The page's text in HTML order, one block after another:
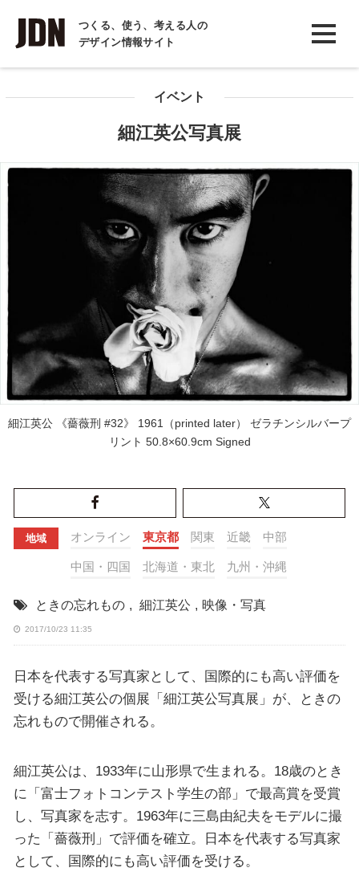
つくる、使う、考える人の
デザイン情報サイト
INTERVIEW
インタビュー
イベント
細江英公写真展
細江英公 《薔薇刑 #32》 1961（printed later） ゼラチンシルバープ
リント 50.8×60.9cm Signed
地域 オンライン 東京都 関東 近畿 中部
中国・四国 北海道・東北 九州・沖縄
ときの忘れもの , 細江英公 , 映像・写真
2017/10/23 11:35
日本を代表する写真家として、国際的にも高い評価を
受ける細江英公の個展「細江英公写真展」が、ときの
忘れもので開催される。
細江英公は、1933年に山形県で生まれる。18歳のとき
に「富士フォトコンテスト学生の部」で最高賞を受賞
し、写真家を志す。1963年に三島由紀夫をモデルに撮
った「薔薇刑」で評価を確立。日本を代表する写真家
として、国際的にも高い評価を受ける。